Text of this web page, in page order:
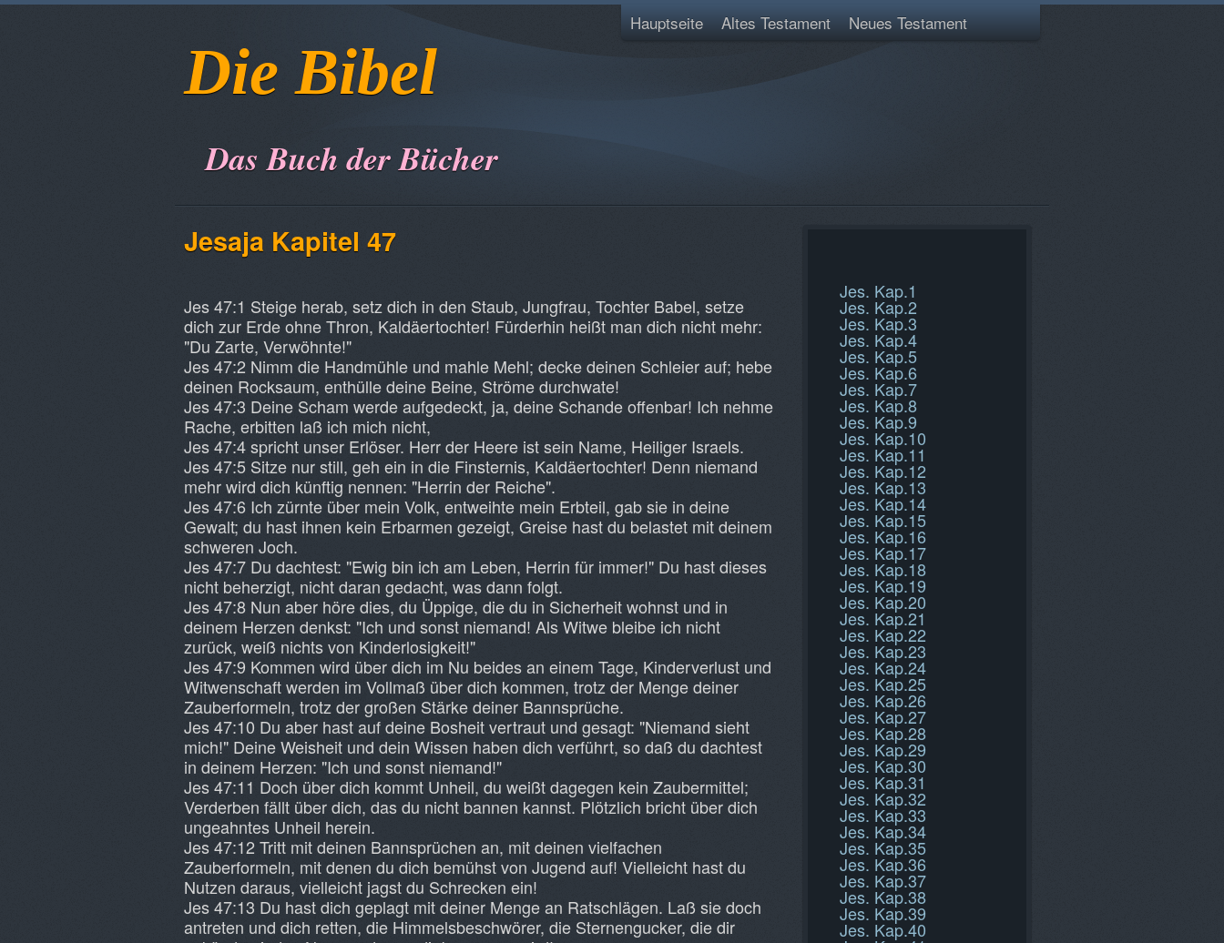
Die Bibel
Das Buch der Bücher
Hauptseite Altes Testament Neues Testament
Jesaja Kapitel 47
Jes 47:1 Steige herab, setz dich in den Staub, Jungfrau, Tochter Babel, setze
dich zur Erde ohne Thron, Kaldäertochter! Fürderhin heißt man dich nicht mehr:
"Du Zarte, Verwöhnte!"
Jes 47:2 Nimm die Handmühle und mahle Mehl; decke deinen Schleier auf; hebe
deinen Rocksaum, enthülle deine Beine, Ströme durchwate!
Jes 47:3 Deine Scham werde aufgedeckt, ja, deine Schande offenbar! Ich nehme
Rache, erbitten laß ich mich nicht,
Jes 47:4 spricht unser Erlöser. Herr der Heere ist sein Name, Heiliger Israels.
Jes 47:5 Sitze nur still, geh ein in die Finsternis, Kaldäertochter! Denn niemand
mehr wird dich künftig nennen: "Herrin der Reiche".
Jes 47:6 Ich zürnte über mein Volk, entweihte mein Erbteil, gab sie in deine
Gewalt; du hast ihnen kein Erbarmen gezeigt, Greise hast du belastet mit deinem
schweren Joch.
Jes 47:7 Du dachtest: "Ewig bin ich am Leben, Herrin für immer!" Du hast dieses
nicht beherzigt, nicht daran gedacht, was dann folgt.
Jes 47:8 Nun aber höre dies, du Üppige, die du in Sicherheit wohnst und in
deinem Herzen denkst: "Ich und sonst niemand! Als Witwe bleibe ich nicht
zurück, weiß nichts von Kinderlosigkeit!"
Jes 47:9 Kommen wird über dich im Nu beides an einem Tage, Kinderverlust und
Witwenschaft werden im Vollmaß über dich kommen, trotz der Menge deiner
Zauberformeln, trotz der großen Stärke deiner Bannsprüche.
Jes 47:10 Du aber hast auf deine Bosheit vertraut und gesagt: "Niemand sieht
mich!" Deine Weisheit und dein Wissen haben dich verführt, so daß du dachtest
in deinem Herzen: "Ich und sonst niemand!"
Jes 47:11 Doch über dich kommt Unheil, du weißt dagegen kein Zaubermittel;
Verderben fällt über dich, das du nicht bannen kannst. Plötzlich bricht über dich
ungeahntes Unheil herein.
Jes 47:12 Tritt mit deinen Bannsprüchen an, mit deinen vielfachen
Zauberformeln, mit denen du dich bemühst von Jugend auf! Vielleicht hast du
Nutzen daraus, vielleicht jagst du Schrecken ein!
Jes 47:13 Du hast dich geplagt mit deiner Menge an Ratschlägen. Laß sie doch
antreten und dich retten, die Himmelsbeschwörer, die Sternengucker, die dir
Jes. Kap.1
Jes. Kap.2
Jes. Kap.3
Jes. Kap.4
Jes. Kap.5
Jes. Kap.6
Jes. Kap.7
Jes. Kap.8
Jes. Kap.9
Jes. Kap.10
Jes. Kap.11
Jes. Kap.12
Jes. Kap.13
Jes. Kap.14
Jes. Kap.15
Jes. Kap.16
Jes. Kap.17
Jes. Kap.18
Jes. Kap.19
Jes. Kap.20
Jes. Kap.21
Jes. Kap.22
Jes. Kap.23
Jes. Kap.24
Jes. Kap.25
Jes. Kap.26
Jes. Kap.27
Jes. Kap.28
Jes. Kap.29
Jes. Kap.30
Jes. Kap.31
Jes. Kap.32
Jes. Kap.33
Jes. Kap.34
Jes. Kap.35
Jes. Kap.36
Jes. Kap.37
Jes. Kap.38
Jes. Kap.39
Jes. Kap.40